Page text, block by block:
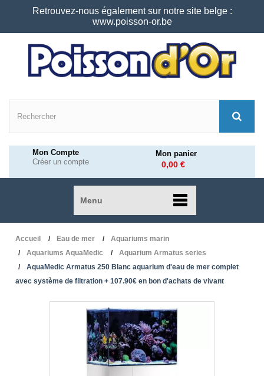
Retrouvez-nous également sur notre site belge :
www.poisson-or.be
Mon Compte
Créer un compte
Mon panier
0,00 €
Menu
Accueil Eau de mer
Aquariums marin
Aquariums AquaMedic
Aquarium Armatus series
AquaMedic Armatus 250 Blanc aquarium d'eau de mer complet
avec système de filtration + 107.90€ en bon d'achats de vivant